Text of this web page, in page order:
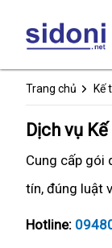
Trang chủ Kế
Dịch vụ
Cung cấp gói
tín, đúng luật
Hotline: